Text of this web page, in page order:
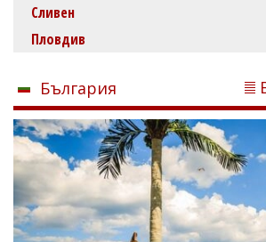
Сливен
Пловдив
България